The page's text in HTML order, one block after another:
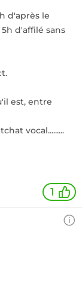
d'après le
d'affilé sans
est, entre
vocal.........
1